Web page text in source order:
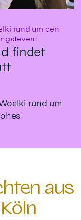
rund um den
:
findet
rund um
aus